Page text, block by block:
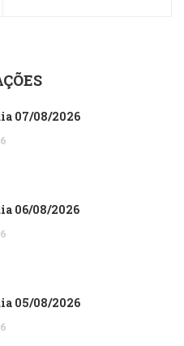
07/08/2026
06/08/2026
05/08/2026